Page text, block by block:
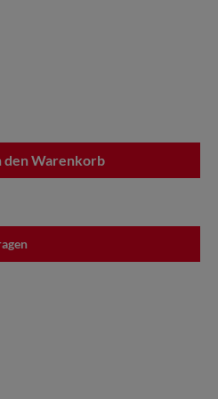
den Warenkorb